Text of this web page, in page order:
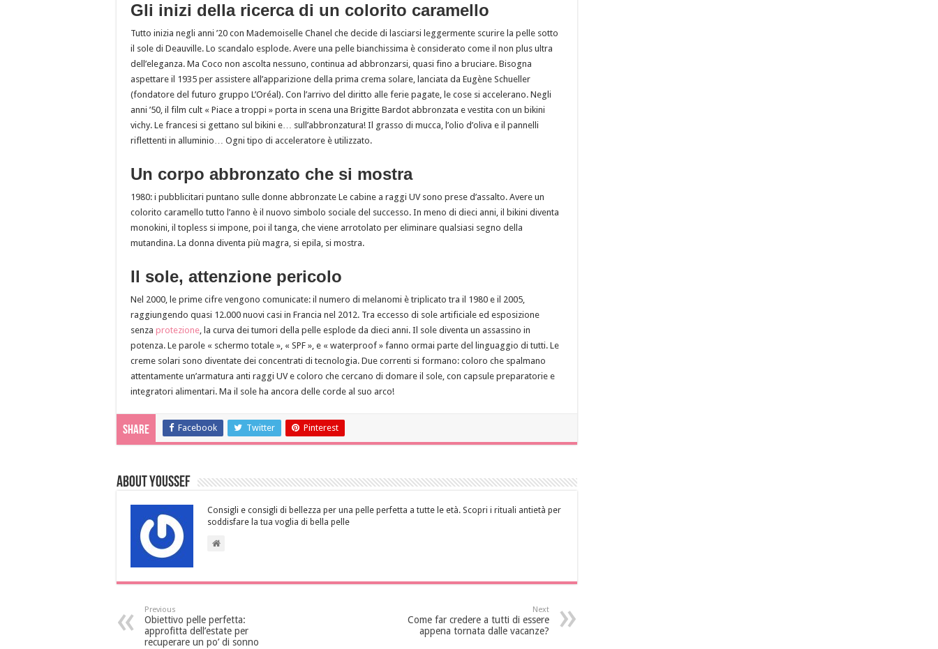
Gli inizi della ricerca di un colorito caramello
Tutto inizia negli anni ’20 con Mademoiselle Chanel che decide di lasciarsi leggermente scurire la pelle sotto
il sole di Deauville. Lo scandalo esplode. Avere una pelle bianchissima è considerato come il non plus ultra
dell’eleganza. Ma Coco non ascolta nessuno, continua ad abbronzarsi, quasi fino a bruciare. Bisogna
aspettare il 1935 per assistere all’apparizione della prima crema solare, lanciata da Eugène Schueller
(fondatore del futuro gruppo L’Oréal). Con l’arrivo del diritto alle ferie pagate, le cose si accelerano. Negli
anni ’50, il film cult « Piace a troppi » porta in scena una Brigitte Bardot abbronzata e vestita con un bikini
vichy. Le francesi si gettano sul bikini e… sull’abbronzatura! Il grasso di mucca, l’olio d’oliva e il pannelli
riflettenti in alluminio… Ogni tipo di acceleratore è utilizzato.
Un corpo abbronzato che si mostra
1980: i pubblicitari puntano sulle donne abbronzate Le cabine a raggi UV sono prese d’assalto. Avere un
colorito caramello tutto l’anno è il nuovo simbolo sociale del successo. In meno di dieci anni, il bikini diventa
monokini, il topless si impone, poi il tanga, che viene arrotolato per eliminare qualsiasi segno della
mutandina. La donna diventa più magra, si epila, si mostra.
Il sole, attenzione pericolo
Nel 2000, le prime cifre vengono comunicate: il numero di melanomi è triplicato tra il 1980 e il 2005,
raggiungendo quasi 12.000 nuovi casi in Francia nel 2012. Tra eccesso di sole artificiale ed esposizione
senza protezione, la curva dei tumori della pelle esplode da dieci anni. Il sole diventa un assassino in
potenza. Le parole « schermo totale », « SPF », e « waterproof » fanno ormai parte del linguaggio di tutti. Le
creme solari sono diventate dei concentrati di tecnologia. Due correnti si formano: coloro che spalmano
attentamente un’armatura anti raggi UV e coloro che cercano di domare il sole, con capsule preparatorie e
integratori alimentari. Ma il sole ha ancora delle corde al suo arco!
Share Facebook Twitter Pinterest
About Youssef
Consigli e consigli di bellezza per una pelle perfetta a tutte le età. Scopri i rituali antietà per
soddisfare la tua voglia di bella pelle
Previous
Obiettivo pelle perfetta:
approfitta dell’estate per
recuperare un po’ di sonno
Next
Come far credere a tutti di essere
appena tornata dalle vacanze?